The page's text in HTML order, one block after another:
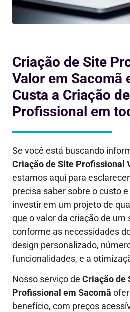
Criação de Site
Valor em Sacomã
Custa a Criação
Profissional em
Se você está buscando
Criação de Site Profissional
estamos aqui para
precisa saber sobre o custo
investir em um projeto de
que o valor da criação de um
conforme as necessidades
design personalizado,
funcionalidades, e a
Nosso serviço de Criação de
Profissional em Sacomã
benefício, com preços